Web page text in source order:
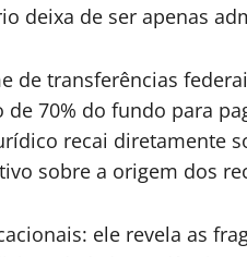
deixa de ser apenas
de transferências
70% do fundo para
recai diretamente
sobre a origem dos
ele revela as